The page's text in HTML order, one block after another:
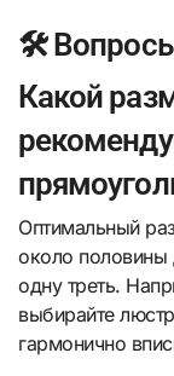
🛠️
Какой
Оптимальный
около
одну треть.
выбирайте
гармонично